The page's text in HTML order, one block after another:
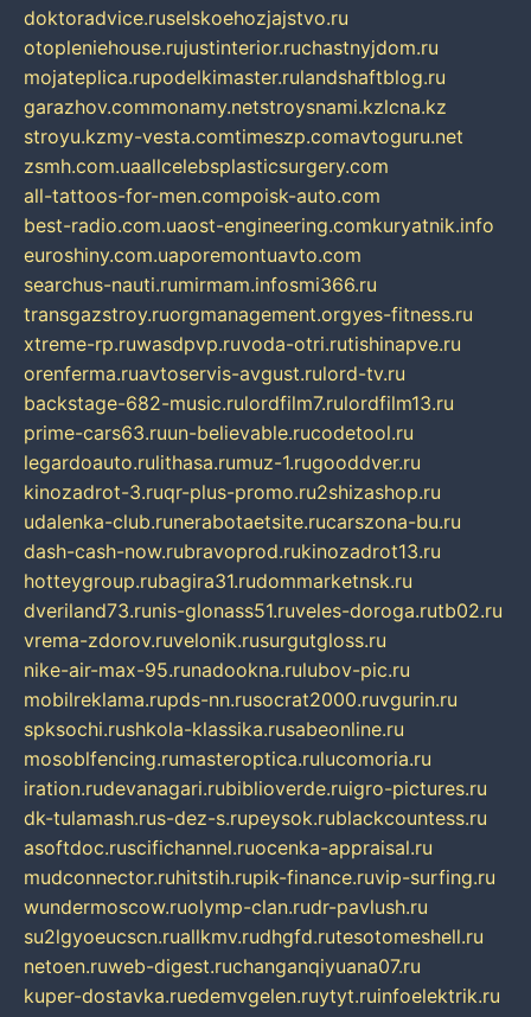
doktoradvice.ruselskoehozjajstvo.ru
otopleniehouse.rujustinterior.ruchastnyjdom.ru
mojateplica.rupodelkimaster.rulandshaftblog.ru
garazhov.commonamy.netstroysnami.kzlcna.kz
stroyu.kzmy-vesta.comtimeszp.comavtoguru.net
zsmh.com.uaallcelebsplasticsurgery.com
all-tattoos-for-men.compoisk-auto.com
best-radio.com.uaost-engineering.comkuryatnik.info
euroshiny.com.uaporemontuavto.com
searchus-nauti.rumirmam.infosmi366.ru
transgazstroy.ruorgmanagement.orgyes-fitness.ru
xtreme-rp.ruwasdpvp.ruvoda-otri.rutishinapve.ru
orenferma.ruavtoservis-avgust.rulord-tv.ru
backstage-682-music.rulordfilm7.rulordfilm13.ru
prime-cars63.ruun-believable.rucodetool.ru
legardoauto.rulithasa.rumuz-1.rugooddver.ru
kinozadrot-3.ruqr-plus-promo.ru2shizashop.ru
udalenka-club.runerabotaetsite.rucarszona-bu.ru
dash-cash-now.rubravoprod.rukinozadrot13.ru
hotteygroup.rubagira31.rudommarketnsk.ru
dveriland73.runis-glonass51.ruveles-doroga.rutb02.ru
vrema-zdorov.ruvelonik.rusurgutgloss.ru
nike-air-max-95.runadookna.rulubov-pic.ru
mobilreklama.rupds-nn.rusocrat2000.ruvgurin.ru
spksochi.rushkola-klassika.rusabeonline.ru
mosoblfencing.rumasteroptica.rulucomoria.ru
iration.rudevanagari.rubiblioverde.ruigro-pictures.ru
dk-tulamash.rus-dez-s.rupeysok.rublackcountess.ru
asoftdoc.ruscifichannel.ruocenka-appraisal.ru
mudconnector.ruhitstih.rupik-finance.ruvip-surfing.ru
wundermoscow.ruolymp-clan.rudr-pavlush.ru
su2lgyoeucscn.ruallkmv.rudhgfd.rutesotomeshell.ru
netoen.ruweb-digest.ruchanganqiyuana07.ru
kuper-dostavka.ruedemvgelen.ruytyt.ruinfoelektrik.ru